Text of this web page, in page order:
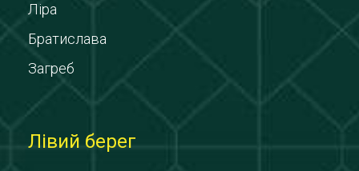
Ліра
Братислава
Загреб
Лівий берег